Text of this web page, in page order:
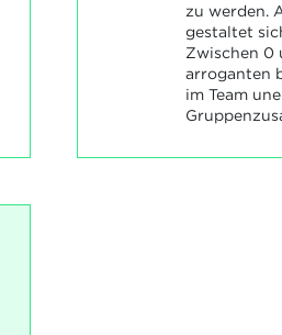
zu werden.
gestaltet
Zwischen 0
arroganten
im Team